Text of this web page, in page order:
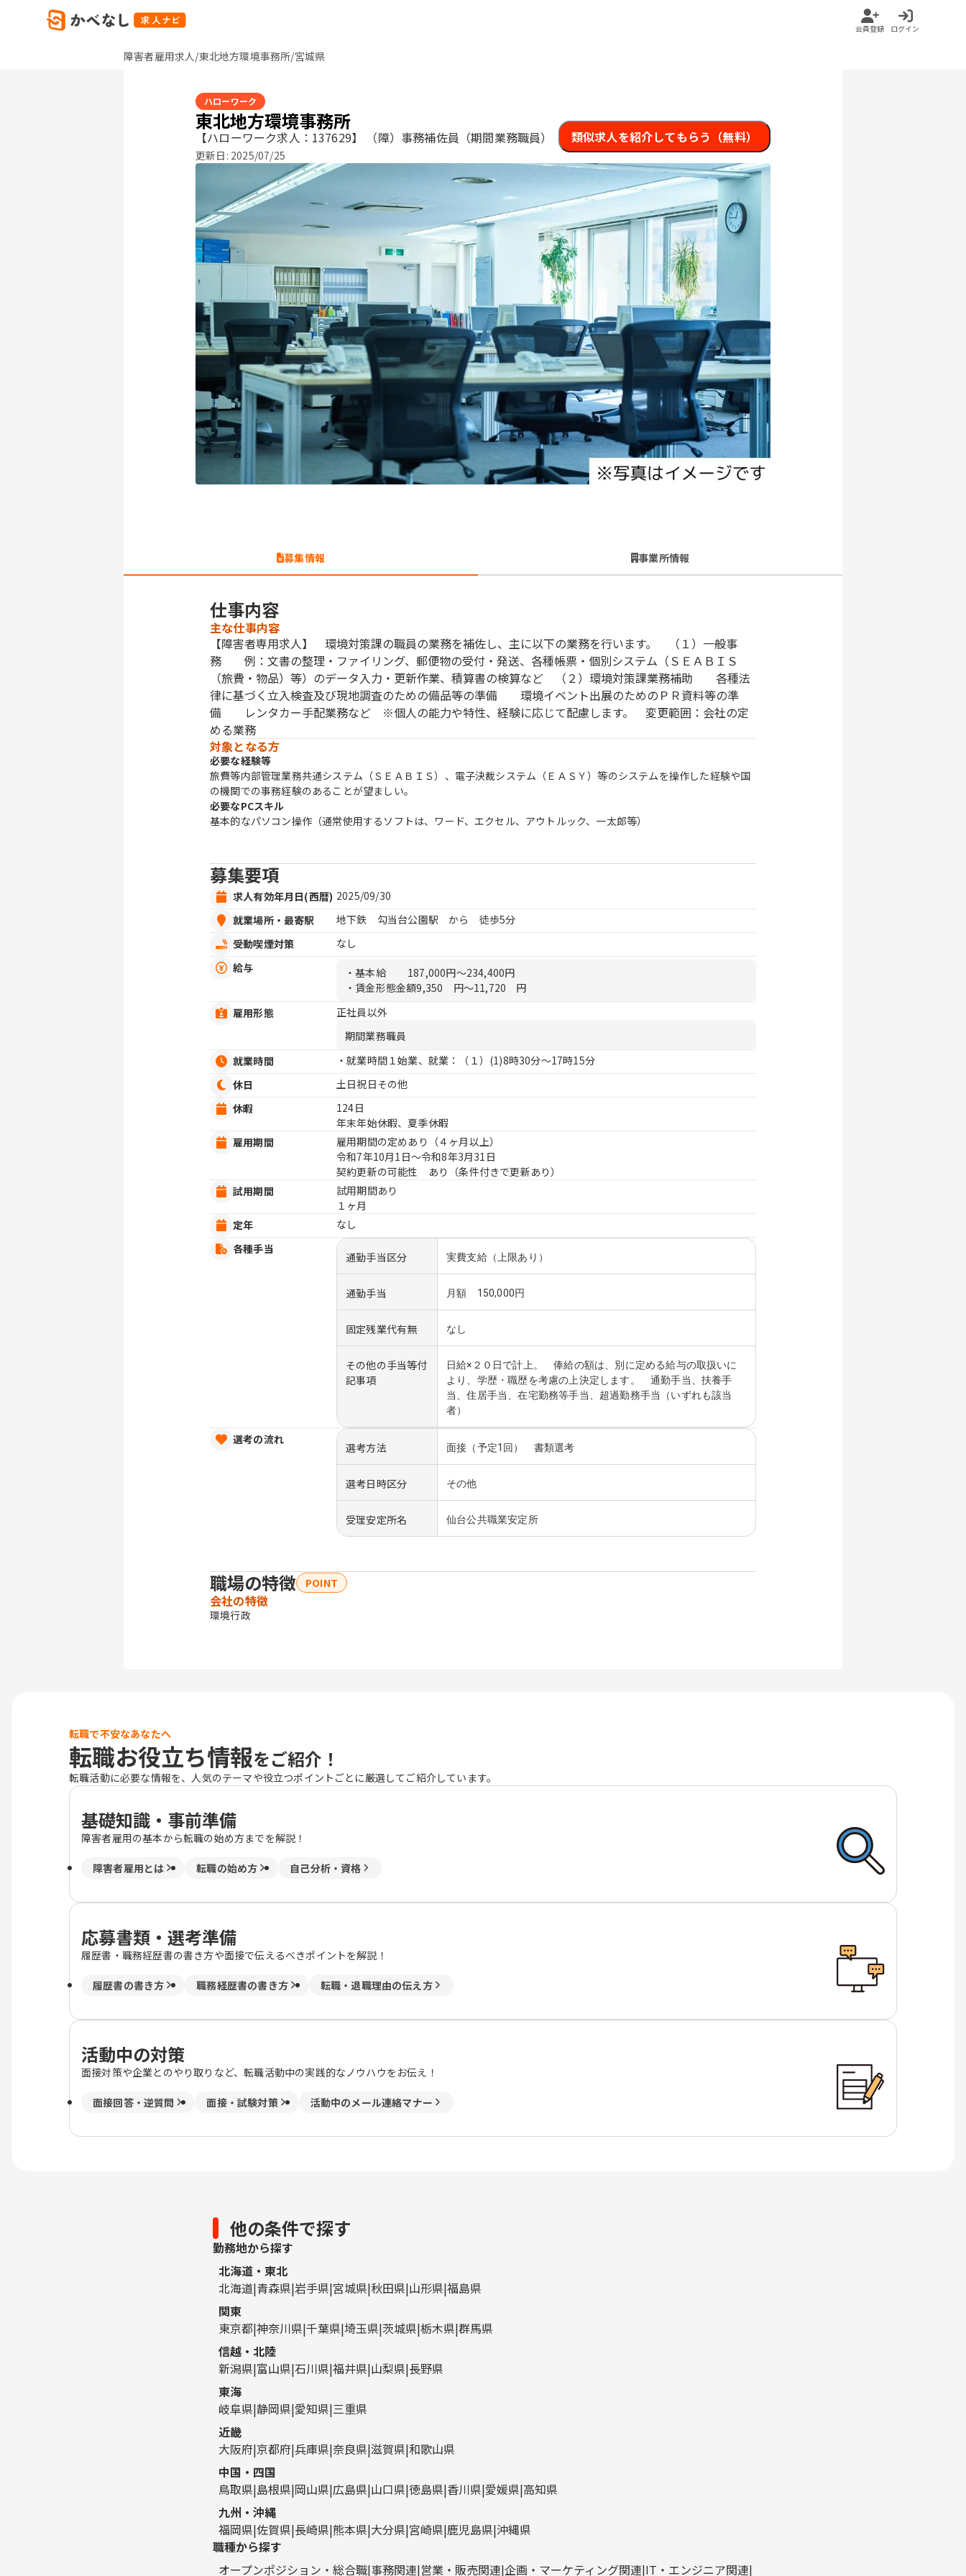
会員登録 ログイン
障害者雇用求人/東北地方環境事務所/宮城県
ハローワーク
東北地方環境事務所
【ハローワーク求人：137629】 （障）事務補佐員（期間業務職員）
更新日: 2025/07/25
類似求人を紹介してもらう（無料）
募集情報 事業所情報
仕事内容
主な仕事内容
【障害者専用求人】 環境対策課の職員の業務を補佐し、主に以下の業務を行います。 （１）一般事
務 例：文書の整理・ファイリング、郵便物の受付・発送、各種帳票・個別システム（ＳＥＡＢＩＳ
（旅費・物品）等）のデータ入力・更新作業、積算書の検算など （２）環境対策課業務補助 各種法
律に基づく立入検査及び現地調査のための備品等の準備 環境イベント出展のためのＰＲ資料等の準
備 レンタカー手配業務など ※個人の能力や特性、経験に応じて配慮します。 変更範囲：会社の定
める業務
対象となる方
必要な経験等
旅費等内部管理業務共通システム（ＳＥＡＢＩＳ）、電子決裁システム（ＥＡＳＹ）等のシステムを操作した経験や国
の機関での事務経験のあることが望ましい。
必要なPCスキル
基本的なパソコン操作（通常使用するソフトは、ワード、エクセル、アウトルック、一太郎等）
募集要項
求人有効年月日(西暦) 2025/09/30
就業場所・最寄駅
地下鉄 勾当台公園駅 から 徒歩5分
受動喫煙対策
なし
給与
・基本給
187,000円〜234,400円
・賃金形態金額9,350 円〜11,720 円
雇用形態
正社員以外
期間業務職員
就業時間
・就業時間１始業、就業：（１） (1)8時30分〜17時15分
休日
土日祝日その他
休暇
124日
年末年始休暇、夏季休暇
雇用期間
雇用期間の定めあり（４ヶ月以上）
令和7年10月1日〜令和8年3月31日
契約更新の可能性 あり（条件付きで更新あり）
試用期間
試用期間あり
１ヶ月
定年
なし
各種手当
通勤手当区分 実費支給（上限あり）
通勤手当 月額 150,000円
固定残業代有無 なし
その他の手当等付
記事項
日給×２０日で計上。 俸給の額は、別に定める給与の取扱いに
より、学歴・職歴を考慮の上決定します。 通勤手当、扶養手
当、住居手当、在宅勤務等手当、超過勤務手当（いずれも該当
者）
選考の流れ
選考方法 面接（予定1回） 書類選考
選考日時区分 その他
受理安定所名 仙台公共職業安定所
職場の特徴 POINT
会社の特徴
環境行政
転職で不安なあなたへ
転職お役立ち情報をご紹介！
転職活動に必要な情報を、人気のテーマや役立つポイントごとに厳選してご紹介しています。
基礎知識・事前準備
障害者雇用の基本から転職の始め方までを解説！
障害者雇用とは 転職の始め方 自己分析・資格
応募書類・選考準備
履歴書・職務経歴書の書き方や面接で伝えるべきポイントを解説！
履歴書の書き方 職務経歴書の書き方 転職・退職理由の伝え方
活動中の対策
面接対策や企業とのやり取りなど、転職活動中の実践的なノウハウをお伝え！
面接回答・逆質問 面接・試験対策 活動中のメール連絡マナー
他の条件で探す
勤務地から探す
北海道・東北
北海道 青森県 岩手県 宮城県 秋田県 山形県 福島県
関東
東京都 神奈川県 千葉県 埼玉県 茨城県 栃木県 群馬県
信越・北陸
新潟県 富山県 石川県 福井県 山梨県 長野県
東海
岐阜県 静岡県 愛知県 三重県
近畿
大阪府 京都府 兵庫県 奈良県 滋賀県 和歌山県
中国・四国
鳥取県 島根県 岡山県 広島県 山口県 徳島県 香川県 愛媛県 高知県
九州・沖縄
福岡県 佐賀県 長崎県 熊本県 大分県 宮崎県 鹿児島県 沖縄県
職種から探す
オープンポジション・総合職 事務関連 営業・販売関連 企画・マーケティング関連 IT・エンジニア関連